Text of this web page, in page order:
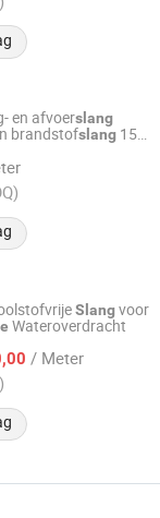
en afvoerslang
brandstofslang 150
Slangvoor
Wateroverdracht
/ Meter
Ltd